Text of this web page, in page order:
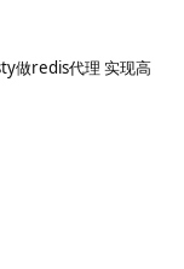
做redis代理 实现高